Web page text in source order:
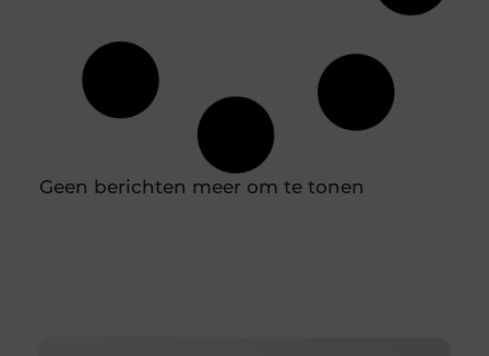
houdbaarheidsregistratie
In een professionele keuken is een nauwkeurige
houdbaarheidsregistratie essentieel om
voedselveiligheid te waarborgen en verspilling te
voorkomen. Diepvriesetiketten spelen hierin een
belangrijke rol, omdat je hiermee eenvoudig
vastlegt wanneer producten zijn ingevroren en tot
wanneer ze gebruikt kunnen worden. Door